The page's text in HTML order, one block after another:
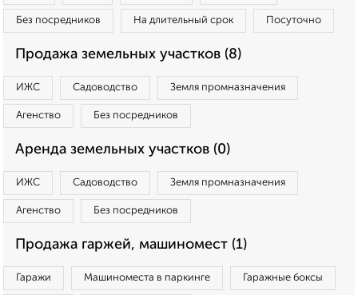
Без посредников На длительный срок Посуточно
Продажа земельных участков (8)
ИЖС Садоводство Земля промназначения
Агенство Без посредников
Аренда земельных участков (0)
ИЖС Садоводство Земля промназначения
Агенство Без посредников
Продажа гаржей, машиномест (1)
Гаражи Машиноместа в паркинге Гаражные боксы